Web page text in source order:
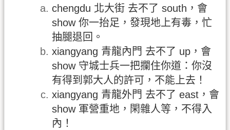
chengdu 北大街 去不了 south，會
show 你一抬足，發現地上有毒，忙
抽腿退回。
xiangyang 青龍內門 去不了 up，會
show 守城士兵一把攔住你道：你沒
有得到郭大人的許可，不能上去！
xiangyang 青龍外門 去不了 east，會
show 軍營重地，閑雜人等，不得入
內！